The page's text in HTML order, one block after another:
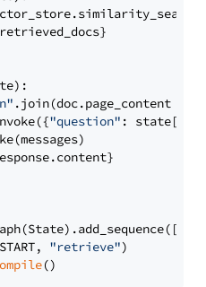
):
.join(doc.page_content
"question" : state[
"retrieve")